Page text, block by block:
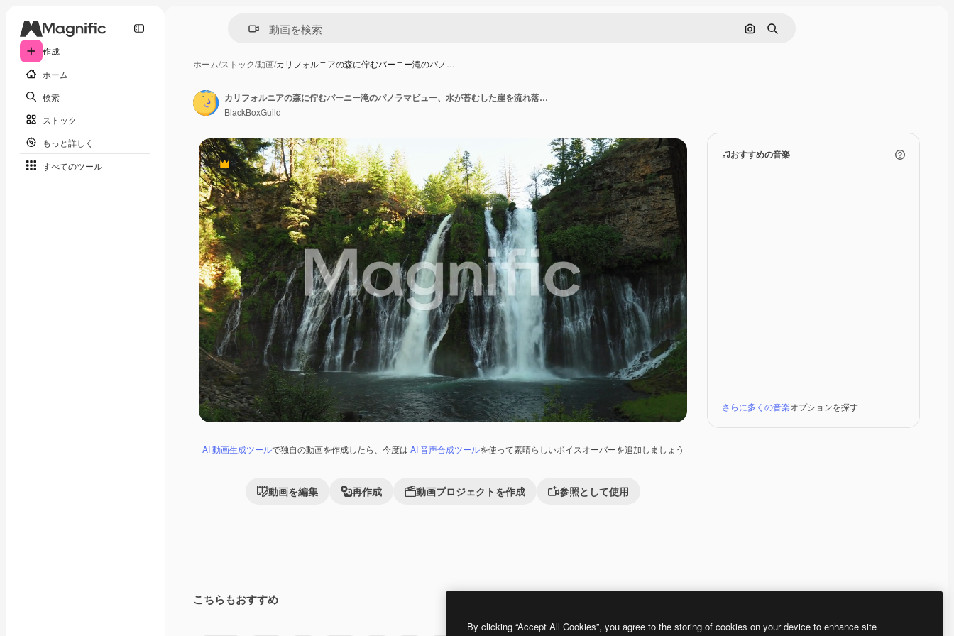
作成
ホーム
検索
ストック
もっと詳しく
すべてのツール
画像で検索
検索
ホーム/ストック/動画/カリフォルニアの森に佇むバーニー滝のパノ…
Premium
AI 動画生成ツールで独自の動画を作成したら、今度は AI 音声合成ツールを使って素晴らしいボイスオーバーを追加しましょう
動画を編集 再作成 動画プロジェクトを作成 参照として使用
おすすめの音楽
さらに多くの音楽オプションを探す
カリフォルニアの森に佇むバーニー滝のパノラマビュー、水が苔むした崖を流れ落ちる。
BlackBoxGuild
こちらもおすすめ
By clicking “Accept All Cookies”, you agree to the storing of cookies on your device to enhance site